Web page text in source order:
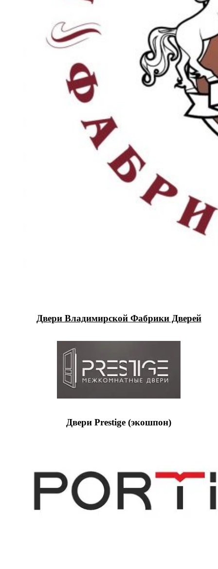
Двери Владимирской Фабрики Дверей
Двери Prestige (экошпон)